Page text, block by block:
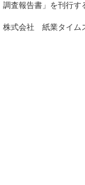
調査報告書」を刊行す
株式会社 紙業タイム